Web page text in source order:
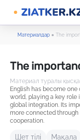
Материалдар ● The
The
Материал туралы
English has become
world, playing a key role
global integration. Its
more connected
cooperation.
Шет тілі Мақала